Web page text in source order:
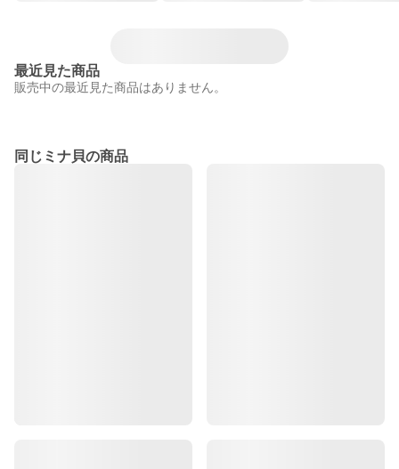
最近見た商品
販売中の最近見た商品はありません。
同じミナ貝の商品